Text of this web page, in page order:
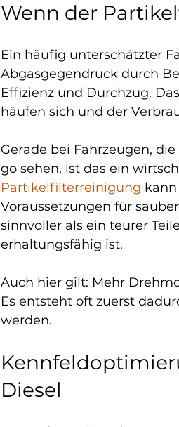
Wenn der
Ein häufig unterschätzter
Abgasgegendruck durch
Effizienz und Durchzug.
häufen sich und der
Gerade bei Fahrzeugen,
go sehen, ist das ein
Partikelfilterreinigung
Voraussetzungen für
sinnvoller als ein teurer
erhaltungsfähig ist.
Auch hier gilt: Mehr
Es entsteht oft zuerst
werden.
Diesel